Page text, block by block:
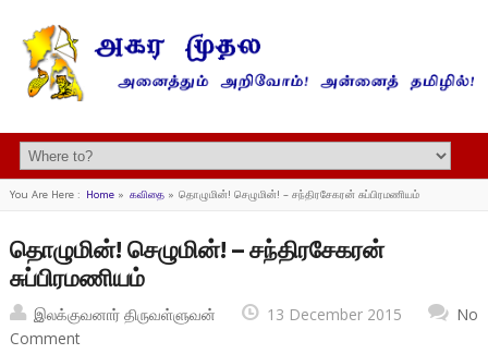
You Are Here : Home» கவிதை» தொழுமின்! செழுமின்! – சந்திரசேகரன் சுப்பிரமணியம்
தொழுமின்! செழுமின்! – சந்திரசேகரன்
சுப்பிரமணியம்
இலக்குவனார் திருவள்ளுவன் 13 December 2015
No
Comment